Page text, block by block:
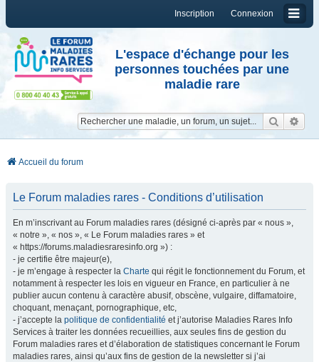
Connexion
Inscription
L'espace d'échange pour les
personnes touchées par une
maladie rare
Accueil du forum
Le Forum maladies rares - Conditions d’utilisation
En m’inscrivant au Forum maladies rares (désigné ci-après par « nous »,
« notre », « nos », « Le Forum maladies rares » et
« https://forums.maladiesraresinfo.org ») :
- je certifie être majeur(e),
- je m’engage à respecter la Charte qui régit le fonctionnement du Forum, et
notamment à respecter les lois en vigueur en France, en particulier à ne
publier aucun contenu à caractère abusif, obscène, vulgaire, diffamatoire,
choquant, menaçant, pornographique, etc,
- j’accepte la politique de confidentialité et j’autorise Maladies Rares Info
Services à traiter les données recueillies, aux seules fins de gestion du
Forum maladies rares et d’élaboration de statistiques concernant le Forum
maladies rares, ainsi qu’aux fins de gestion de la newsletter si j’ai